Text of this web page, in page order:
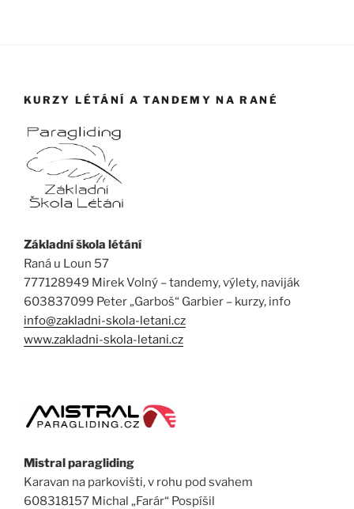
KURZY LÉTÁNÍ A TANDEMY NA RANÉ
Základní škola létání
Raná u Loun 57
777128949 Mirek Volný – tandemy, výlety, naviják
603837099 Peter „Garboš“ Garbier – kurzy, info
info@zakladni-skola-letani.cz
www.zakladni-skola-letani.cz
Mistral paragliding
Karavan na parkovišti, v rohu pod svahem
608318157 Michal „Farár“ Pospíšil